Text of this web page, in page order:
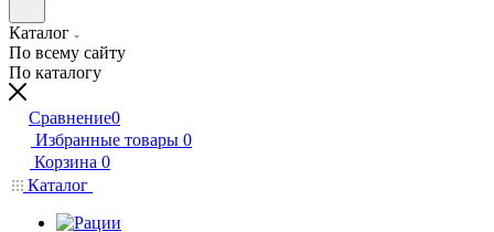
Каталог
По всему сайту
По каталогу
Сравнение0
Избранные товары 0
Корзина 0
Каталог